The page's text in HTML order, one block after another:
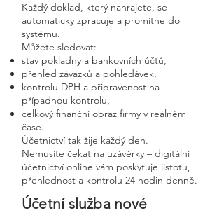
Každý doklad, který nahrajete, se
automaticky zpracuje a promítne do
systému.
Můžete sledovat:
stav pokladny a bankovních účtů,
přehled závazků a pohledávek,
kontrolu DPH a připravenost na
případnou kontrolu,
celkový finanční obraz firmy v reálném
čase.
Účetnictví tak žije každý den.
Nemusíte čekat na uzávěrky – digitální
účetnictví online vám poskytuje jistotu,
přehlednost a kontrolu 24 hodin denně.
Účetní služba nové